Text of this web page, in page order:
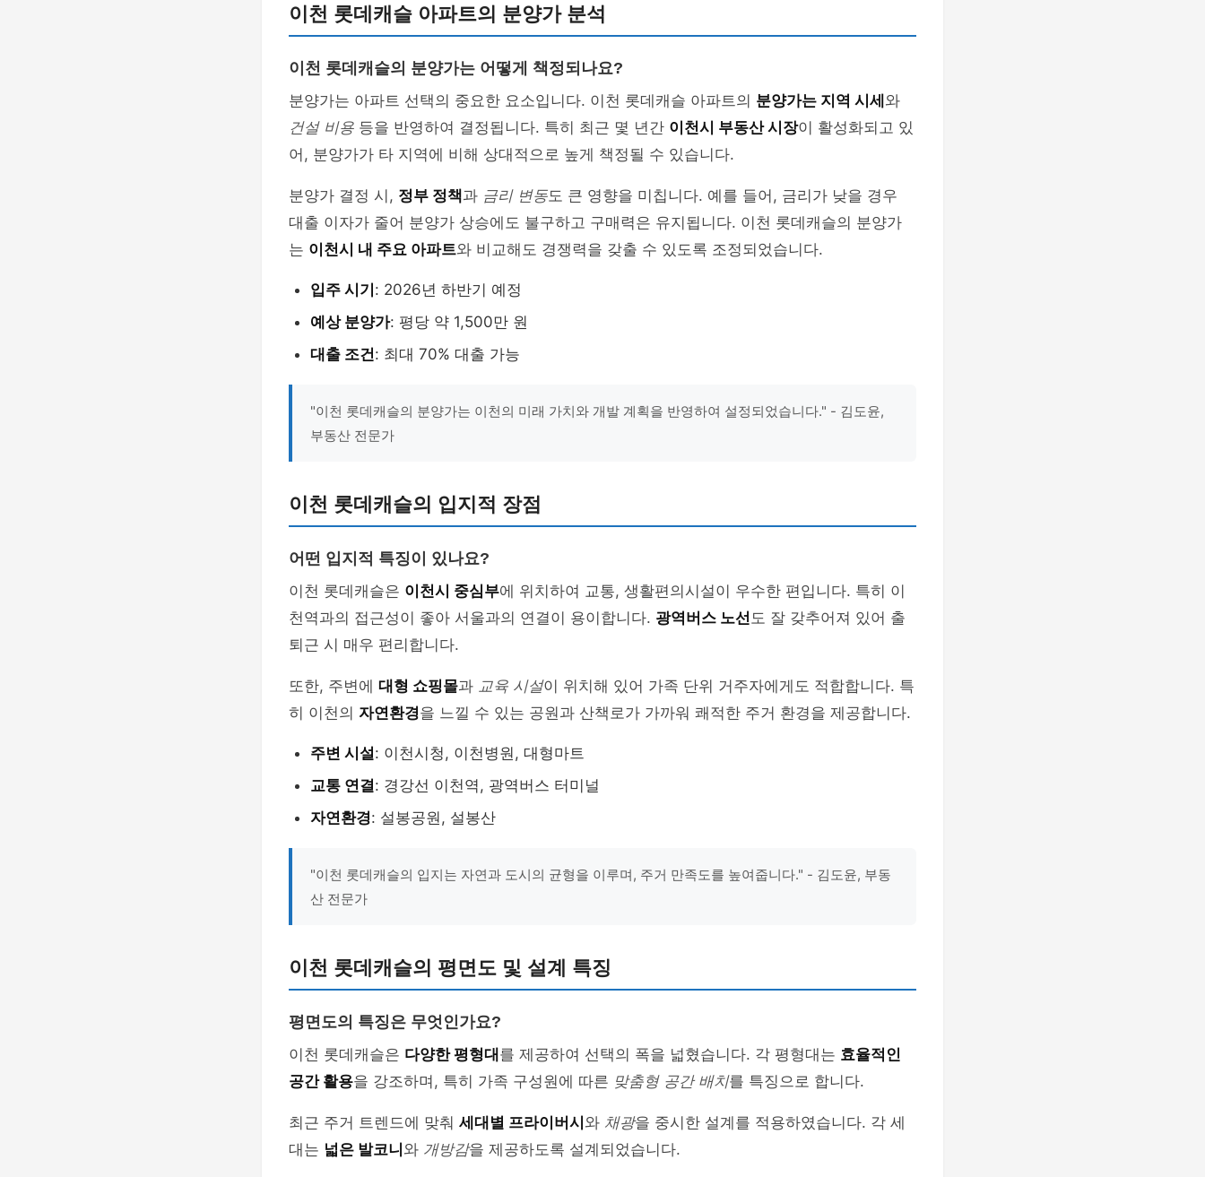
이천 롯데캐슬 아파트의 분양가 분석
이천 롯데캐슬의 분양가는 어떻게 책정되나요?
분양가는 아파트 선택의 중요한 요소입니다. 이천 롯데캐슬 아파트의 분양가는 지역 시세 와
건설 비용 등을 반영하여 결정됩니다. 특히 최근 몇 년간 이천시 부동산 시장이 활성화되고 있
어, 분양가가 타 지역에 비해 상대적으로 높게 책정될 수 있습니다.
분양가 결정 시, 정부 정책과 금리 변동도 큰 영향을 미칩니다. 예를 들어, 금리가 낮을 경우
대출 이자가 줄어 분양가 상승에도 불구하고 구매력은 유지됩니다. 이천 롯데캐슬의 분양가
는 이천시 내 주요 아파트와 비교해도 경쟁력을 갖출 수 있도록 조정되었습니다.
입주 시기 : 2026년 하반기 예정
예상 분양가: 평당 약 1,500만 원
대출 조건: 최대 70% 대출 가능
"이천 롯데캐슬의 분양가는 이천의 미래 가치와 개발 계획을 반영하여 설정되었습니다." - 김도윤,
부동산 전문가
이천 롯데캐슬의 입지적 장점
어떤 입지적 특징이 있나요?
이천 롯데캐슬은 이천시 중심부에 위치하여 교통, 생활편의시설이 우수한 편입니다. 특히 이
천역과의 접근성이 좋아 서울과의 연결이 용이합니다. 광역버스 노선도 잘 갖추어져 있어 출
퇴근 시 매우 편리합니다.
또한, 주변에 대형 쇼핑몰과 교육 시설이 위치해 있어 가족 단위 거주자에게도 적합합니다. 특
히 이천의 자연환경을 느낄 수 있는 공원과 산책로가 가까워 쾌적한 주거 환경을 제공합니다.
주변 시설: 이천시청, 이천병원, 대형마트
교통 연결: 경강선 이천역, 광역버스 터미널
자연환경: 설봉공원, 설봉산
"이천 롯데캐슬의 입지는 자연과 도시의 균형을 이루며, 주거 만족도를 높여줍니다." - 김도윤, 부동
산 전문가
이천 롯데캐슬의 평면도 및 설계 특징
평면도의 특징은 무엇인가요?
이천 롯데캐슬은 다양한 평형대 를 제공하여 선택의 폭을 넓혔습니다. 각 평형대는 효율적인
공간 활용을 강조하며, 특히 가족 구성원에 따른 맞춤형 공간 배치를 특징으로 합니다.
최근 주거 트렌드에 맞춰 세대별 프라이버시 와 채광을 중시한 설계를 적용하였습니다. 각 세
대는 넓은 발코니 와 개방감을 제공하도록 설계되었습니다.